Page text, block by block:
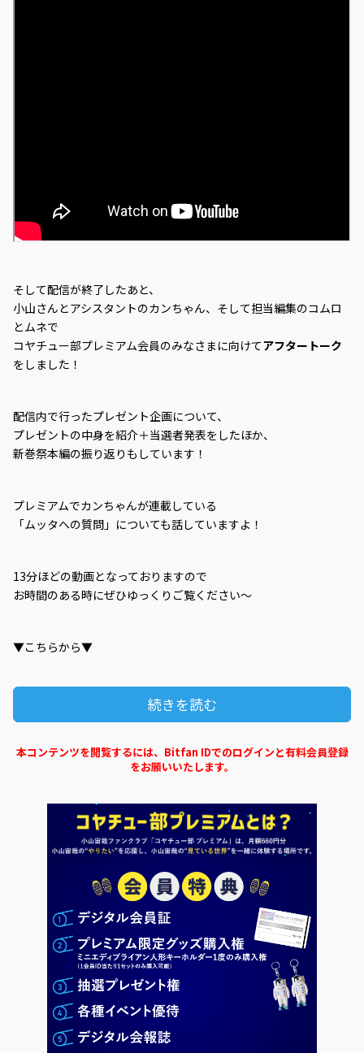
そして配信が終了したあと、
小山さんとアシスタントのカンちゃん、そして担当編集のコムロ
とムネで
コヤチュー部プレミアム会員のみなさまに向けてアフタートーク
をしました！
配信内で行ったプレゼント企画について、
プレゼントの中身を紹介＋当選者発表をしたほか、
新巻祭本編の振り返りもしています！
プレミアムでカンちゃんが連載している
「ムッタへの質問」についても話していますよ！
13分ほどの動画となっておりますので
お時間のある時にぜひゆっくりご覧ください～
▼こちらから▼
続きを読む
本コンテンツを閲覧するには、Bitfan IDでのログインと有料会員登録
をお願いいたします。